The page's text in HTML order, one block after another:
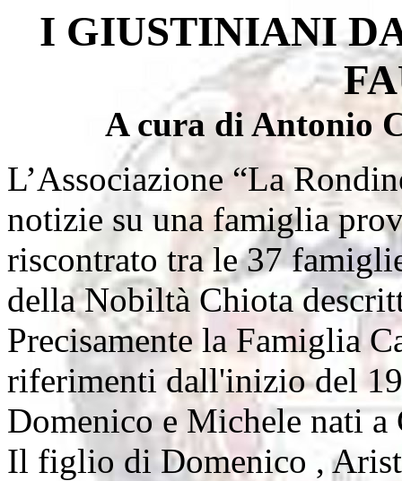
I GIUSTINIANI
A cura di Antonio
L’Associazione “La
notizie su una famiglia
riscontrato tra le 37
della Nobiltà Chiota
Precisamente la Famiglia
riferimenti dall'inizio del
Domenico e Michele nati
Il figlio di Domenico ,